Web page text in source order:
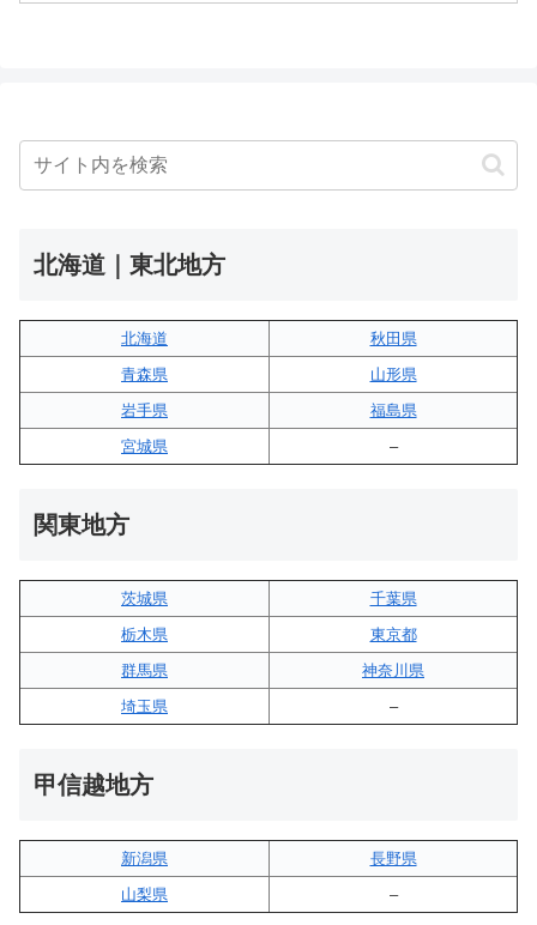
北海道｜東北地方
北海道
秋田県
青森県
山形県
岩手県
福島県
宮城県
–
関東地方
茨城県
千葉県
栃木県
東京都
群馬県
神奈川県
埼玉県
–
甲信越地方
新潟県
長野県
山梨県
–